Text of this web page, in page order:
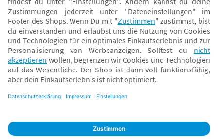
* Alle Preise inkl. MwSt. und ggf. zzgl.Versandkosten. Der dargestellte Preis gilt -
abhängig von der von dir gewählten Option - im BabyOne-Onlineshop oder bei
Abholung in dem von dir gewählten BabyOne-Franchise-Betrieb. Der für den
Onlineshop geltende Preis stellt bei einem Verkauf durch unsere Franchise-
Nehmer eine unverbindliche Preisempfehlung dar. Der Verkaufspreis der
daher von dem Verkaufspreis im Onlineshop abweichen. Angaben zu
Klarna.